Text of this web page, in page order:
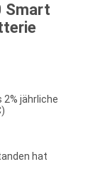
Smart
jährliche
hat